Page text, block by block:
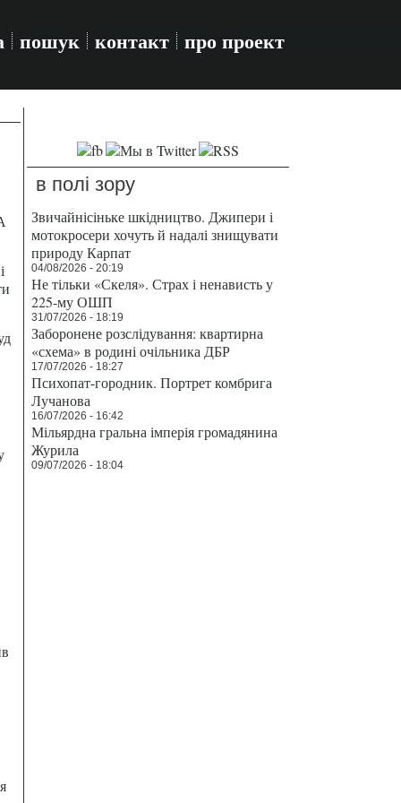
пошук контакт про проект
в полі зору
Звичайнісіньке шкідництво. Джипери і
мотокросери хочуть й надалі знищувати
природу Карпат
04/08/2026 - 20:19
Не тільки «Скеля». Страх і ненависть у
225-му ОШП
31/07/2026 - 18:19
Заборонене розслідування: квартирна
«схема» в родині очільника ДБР
17/07/2026 - 18:27
Психопат-городник. Портрет комбрига
Лучанова
16/07/2026 - 16:42
Мільярдна гральна імперія громадянина
Журила
09/07/2026 - 18:04